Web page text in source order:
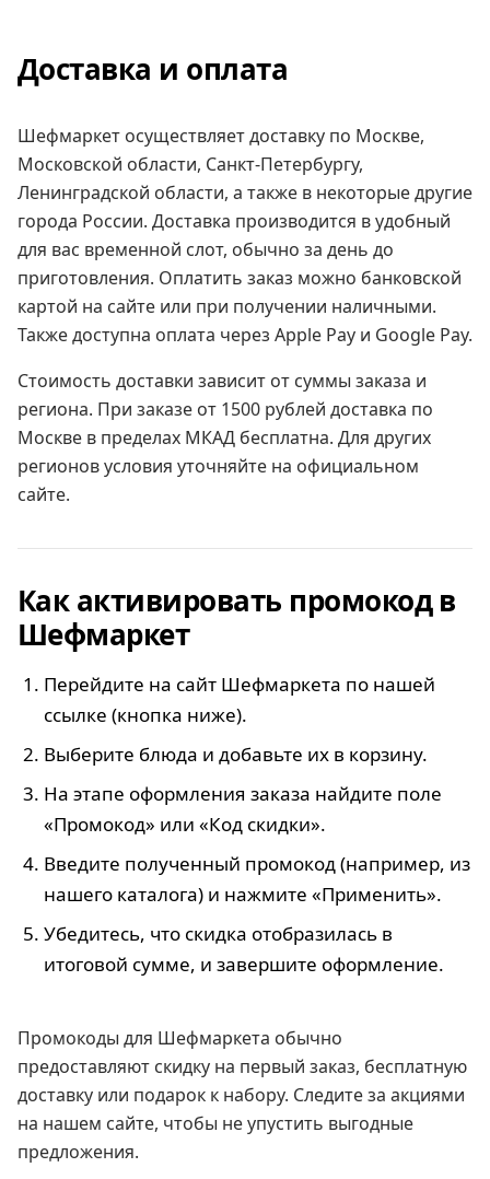
Доставка и оплата
Шефмаркет осуществляет доставку по Москве,
Московской области, Санкт-Петербургу,
Ленинградской области, а также в некоторые другие
города России. Доставка производится в удобный
для вас временной слот, обычно за день до
приготовления. Оплатить заказ можно банковской
картой на сайте или при получении наличными.
Также доступна оплата через Apple Pay и Google Pay.
Стоимость доставки зависит от суммы заказа и
региона. При заказе от 1500 рублей доставка по
Москве в пределах МКАД бесплатна. Для других
регионов условия уточняйте на официальном
сайте.
Как активировать промокод в
Шефмаркет
Перейдите на сайт Шефмаркета по нашей
ссылке (кнопка ниже).
Выберите блюда и добавьте их в корзину.
На этапе оформления заказа найдите поле
«Промокод» или «Код скидки».
Введите полученный промокод (например, из
нашего каталога) и нажмите «Применить».
Убедитесь, что скидка отобразилась в
итоговой сумме, и завершите оформление.
Промокоды для Шефмаркета обычно
предоставляют скидку на первый заказ, бесплатную
доставку или подарок к набору. Следите за акциями
на нашем сайте, чтобы не упустить выгодные
предложения.